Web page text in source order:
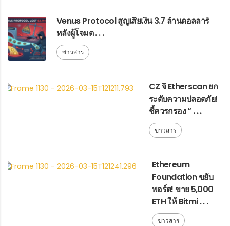
Venus Protocol สูญเสียเงิน 3.7 ล้านดอลลาร์
หลังผู้โจมต . . .
ข่าวสาร
CZ จี้ Etherscan ยก
ระดับความปลอดภัย!
ชี้ควรกรอง “ . . .
ข่าวสาร
Ethereum
Foundation ขยับ
พอร์ต! ขาย 5,000
ETH ให้ Bitmi . . .
ข่าวสาร